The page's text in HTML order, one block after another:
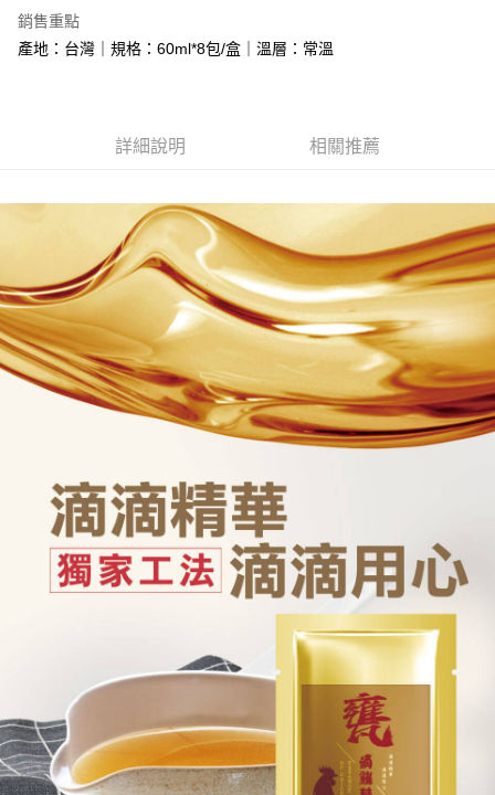
大哥付你分期
相關說明
消。如遇「轉專審核」未通過狀況，表示未達大哥付你分期系統評分，恕無
【繳款方式說明】
1.分期款項不併入電信帳單，「大哥付你分期」於每月結算日後寄送繳費提
醒簡訊。
2.透過簡訊連結打開帳單後，可選擇「超商條碼／台灣大直營門市／銀行轉
帳／街口支付／iPASS MONEY」等通路繳費。
【注意事項】
1.本服務係由「台灣大哥大股份有限公司」（以下簡稱本公司）所提供，讓
用戶於交易時，得透過本服務購買商品或服務，並由商店將買賣／分期付款
買賣價金債權讓與本公司後，依約使用本公司帳單繳交帳款。
2.基於同意付款使用「大哥付你分期」之契約關係目的，商店將以您的個人
由本公司與您本人進行分期帳單所需資料之確認、核對及更正。
3.完整用戶服務條款，請詳閱以下連結：https://oppay.tw/userRule
AFTEE先享後付是「在收到商品之後才付款」的支付方式。 讓您購物簡單
２．便利：只要手機號碼，簡訊認證，即可結帳。
３．安心：先確認商品／服務後，再付款。
【「AFTEE先享後付」結帳流程】
１．於結帳方式選擇「AFTEE先享後付」後，將跳轉至「AFTEE先享後付」
結帳頁面，進行簡訊認證並確認金額後，即可完成結帳。
２．訂單成立數日內，您將收到繳費通知簡訊。
３．收到繳費通知簡訊後14天內，點擊此簡訊中的連結，可透過四大超商／
ATM／網路銀行／等多元方式進行付款，方視為交易完成。
※ 請注意：結帳手續完成當下不需立刻繳費，但若您需要取消訂單，請聯絡
購買商品的店家。未經商家同意取消之訂單仍視為有效，需透過AFTEE先享
※ 交易是否成功請以「AFTEE先享後付 」之結帳頁面顯示為準，若有關於
客戶支援中心」https://netprotections.freshdesk.com/support/home
【注意事項】
１．透過由恩沛科技股份有限公司提供之「AFTEE先享後付」服務完成之交
易，需依本服務之必要範圍內提供個人資料，並將交易相關給付款項請求債
權轉讓予恩沛科技股份有限公司。
３．未成年的使用者請事先徵得法定代理人或監護人之同意方可使用
「AFTEE先享後付」，若未經同意申辦者引起之損失，本公司不負相關責
４．使用「AFTEE先享後付」時，將依據個別帳號之用戶狀況，依本公司即
時審查核予不同之上限額度；若仍有額度不足之情形，本公司將視審查結果
請求用戶進行身份認證。
５．嚴禁一人註冊多個帳號或使用他人資訊註冊。若發現惡意使用之情形，
恩沛科技股份有限公司將有權停止該用戶之使用額度並採取法律行動。
7-11常溫超取(預計3-5天)(購買金額最高到2999元，超過請選
宅配)
每筆NT$100，滿NT$1,000(含以上)免運費
常溫宅配(配送時間18:00前)
每筆NT$150，滿NT$1,500(含以上)免運費
銷售重點
產地：台灣｜規格：60ml*8包/盒｜溫層：常溫
詳細說明 相關推薦